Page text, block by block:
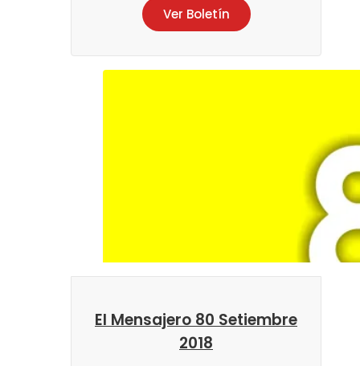
Ver Boletín
El Mensajero 80 Setiembre
2018